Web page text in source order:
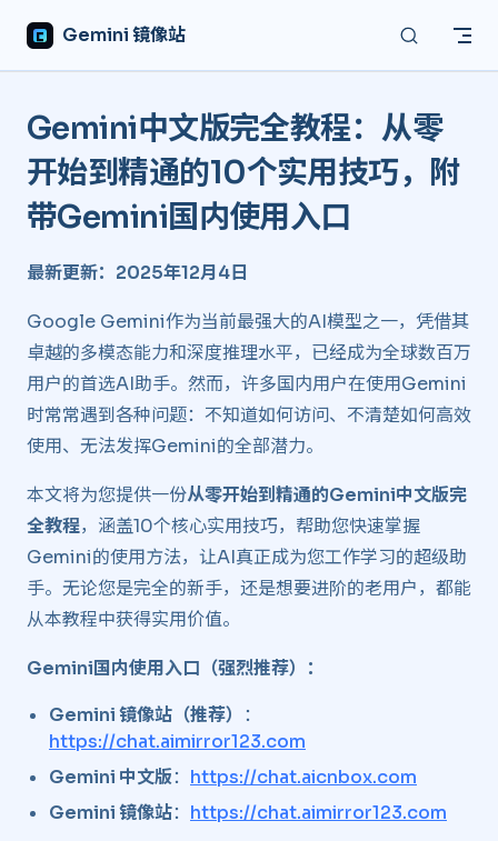
Skip to content
Gemini 镜像站
Gemini中文版完全教程：从零
开始到精通的10个实用技巧，附
带Gemini国内使用入口 ​
最新更新：2025年12月4日
Google Gemini作为当前最强大的AI模型之一，凭借其
卓越的多模态能力和深度推理水平，已经成为全球数百万
用户的首选AI助手。然而，许多国内用户在使用Gemini
时常常遇到各种问题：不知道如何访问、不清楚如何高效
使用、无法发挥Gemini的全部潜力。
本文将为您提供一份从零开始到精通的Gemini中文版完
全教程，涵盖10个核心实用技巧，帮助您快速掌握
Gemini的使用方法，让AI真正成为您工作学习的超级助
手。无论您是完全的新手，还是想要进阶的老用户，都能
从本教程中获得实用价值。
Gemini国内使用入口（强烈推荐）：
Gemini 镜像站（推荐） ：
https://chat.aimirror123.com
Gemini 中文版： https://chat.aicnbox.com
Gemini 镜像站： https://chat.aimirror123.com